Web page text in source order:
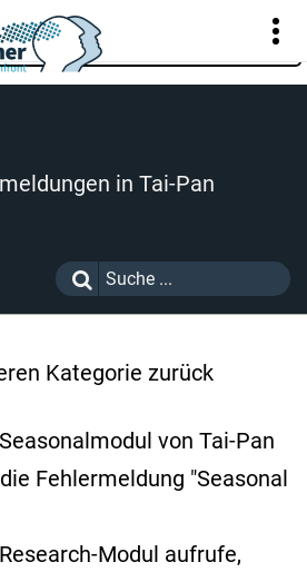
in Tai-Pan
Kategorie zurück
von Tai-Pan
Fehlermeldung "Seasonal
Modul aufrufe,